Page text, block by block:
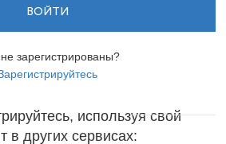
ВОЙТИ
зарегистрированы?
используя свой
в других сервисах: